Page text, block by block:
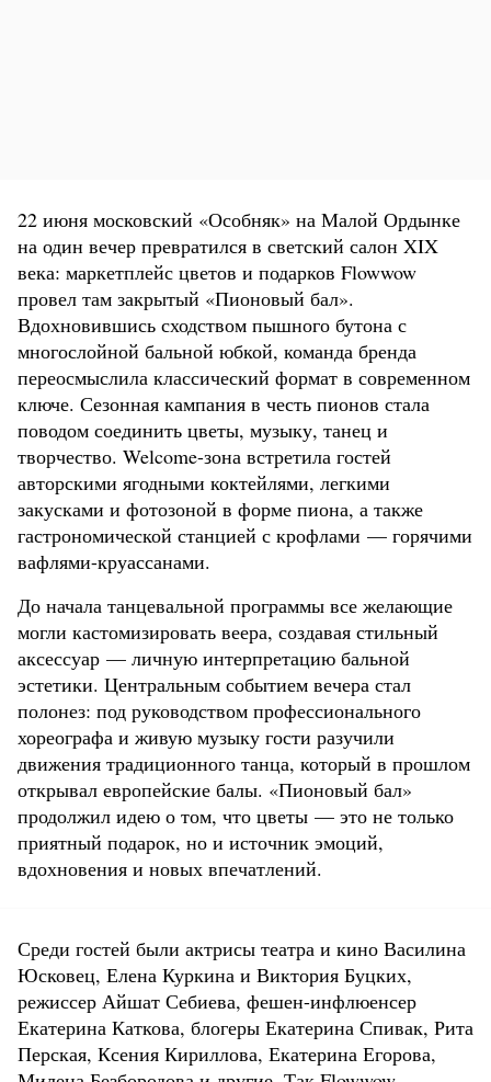
22 июня московский «Особняк» на Малой Ордынке
на один вечер превратился в светский салон XIX
века: маркетплейс цветов и подарков Flowwow
провел там закрытый «Пионовый бал».
Вдохновившись сходством пышного бутона с
многослойной бальной юбкой, команда бренда
переосмыслила классический формат в современном
ключе. Сезонная кампания в честь пионов стала
поводом соединить цветы, музыку, танец и
творчество. Welcome-зона встретила гостей
авторскими ягодными коктейлями, легкими
закусками и фотозоной в форме пиона, а также
гастрономической станцией с крофлами — горячими
вафлями-круассанами.
До начала танцевальной программы все желающие
могли кастомизировать веера, создавая стильный
аксессуар — личную интерпретацию бальной
эстетики. Центральным событием вечера стал
полонез: под руководством профессионального
хореографа и живую музыку гости разучили
движения традиционного танца, который в прошлом
открывал европейские балы. «Пионовый бал»
продолжил идею о том, что цветы — это не только
приятный подарок, но и источник эмоций,
вдохновения и новых впечатлений.
Среди гостей были актрисы театра и кино Василина
Юсковец, Елена Куркина и Виктория Буцких,
режиссер Айшат Себиева, фешен-инфлюенсер
Екатерина Каткова, блогеры Екатерина Спивак, Рита
Перская, Ксения Кириллова, Екатерина Егорова,